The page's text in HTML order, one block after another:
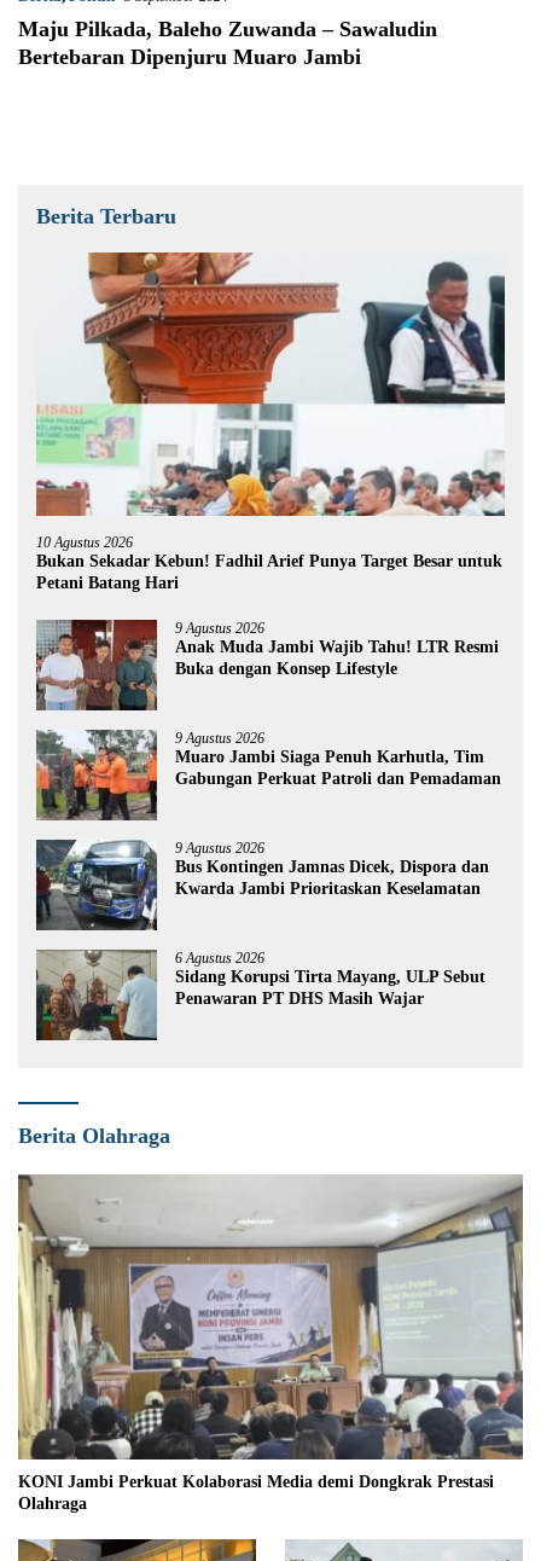
Maju Pilkada, Baleho Zuwanda – Sawaludin
Bertebaran Dipenjuru Muaro Jambi
Berita Terbaru
10 Agustus 2026
Bukan Sekadar Kebun! Fadhil Arief Punya Target Besar untuk
Petani Batang Hari
9 Agustus 2026
Anak Muda Jambi Wajib Tahu! LTR Resmi
Buka dengan Konsep Lifestyle
9 Agustus 2026
Muaro Jambi Siaga Penuh Karhutla, Tim
Gabungan Perkuat Patroli dan Pemadaman
9 Agustus 2026
Bus Kontingen Jamnas Dicek, Dispora dan
Kwarda Jambi Prioritaskan Keselamatan
6 Agustus 2026
Sidang Korupsi Tirta Mayang, ULP Sebut
Penawaran PT DHS Masih Wajar
Berita Olahraga
KONI Jambi Perkuat Kolaborasi Media demi Dongkrak Prestasi
Olahraga